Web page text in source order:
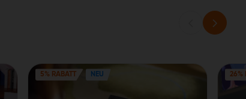
5% RABATT NEU 26%